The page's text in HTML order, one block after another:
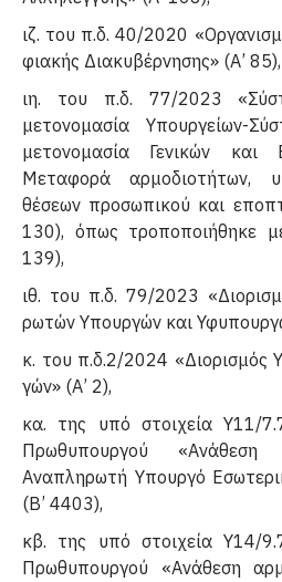
ιζ. του π.δ. 40/2020
φιακής Διακυβέρνησης» (Α’ 85),
ιη. του π.δ. 77/2023
μετονομασία Υπουργείων-
μετονομασία Γενικών και
Μεταφορά αρμοδι­οτήτων,
θέσεων προσωπικού και
130), όπως τροποποιήθηκε
139),
ιθ. του π.δ. 79/2023
ρωτών Υπουργών και
κ. του π.δ.2/2024 «Διορισμός
γών» (Α’ 2),
κα. της υπό στοιχεία Υ11/
Πρω­θυπουργού «Ανάθεση
Αναπληρωτή Υπουργό
(Β’ 4403),
κβ. της υπό στοιχεία Υ14/
Πρωθυπουργού «Ανάθεση